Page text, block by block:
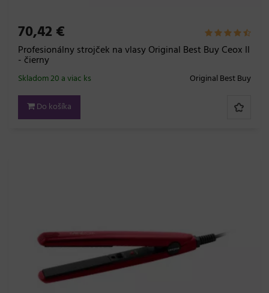
70,42 €
Profesionálny strojček na vlasy Original Best Buy Ceox II
- čierny
Original Best Buy
Skladom 20 a viac ks
Do košíka